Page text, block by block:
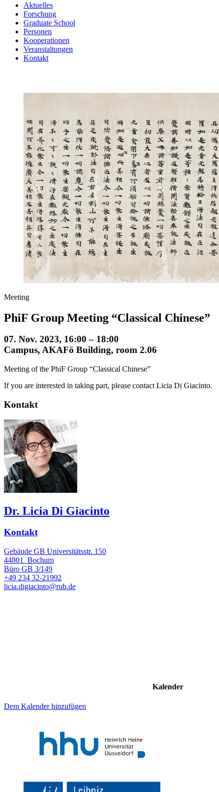
Aktuelles
Forschung
Graduate School
Personen
Kooperationen
Veranstaltungen
Kontakt
Meeting
PhiF Group Meeting “Classical Chinese”
07. Nov. 2023, 16:00 – 18:00
Campus, AKAFö Building, room 2.06
Meeting of the PhiF Group “Classical Chinese”
If you are interested in taking part, please contact Licia Di Giacinto.
Kontakt
Dr. Licia Di Giacinto
Kontakt
Gebäude GB Universitätsstr. 150
44801
Bochum
Büro GB 3/149
+49 234 32-21992
licia.digiacinto@rub.de
Kalender
Dem Kalender hinzufügen